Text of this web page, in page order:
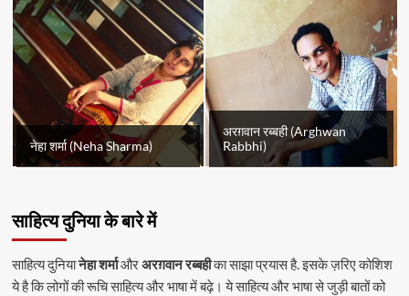
नेहा शर्मा (Neha Sharma)
अरग़वान रब्बही (Arghwan
Rabbhi)
साहित्य दुनिया के बारे में
साहित्य दुनियानेहा शर्माऔरअरग़वान रब्बहीका साझा प्रयास है. इसके ज़रिए कोशिश
ये है कि लोगों की रूचि साहित्य और भाषा में बढ़े। ये साहित्य और भाषा से जुड़ी बातों को